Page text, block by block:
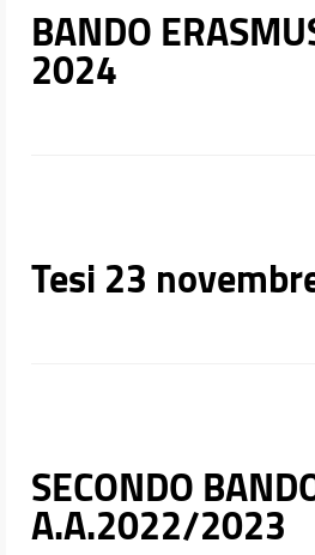
BANDO
2024
Tesi 23
SECONDO
A.A.2022/2023